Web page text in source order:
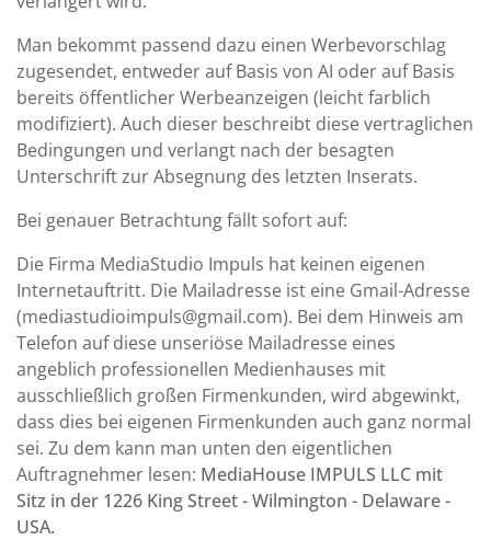
Man bekommt passend dazu einen Werbevorschlag
zugesendet, entweder auf Basis von AI oder auf Basis
bereits öffentlicher Werbeanzeigen (leicht farblich
modifiziert). Auch dieser beschreibt diese vertraglichen
Bedingungen und verlangt nach der besagten
Unterschrift zur Absegnung des letzten Inserats.
Bei genauer Betrachtung fällt sofort auf:
Die Firma MediaStudio Impuls hat keinen eigenen
Internetauftritt. Die Mailadresse ist eine Gmail-Adresse
(mediastudioimpuls@gmail.com). Bei dem Hinweis am
Telefon auf diese unseriöse Mailadresse eines
angeblich professionellen Medienhauses mit
ausschließlich großen Firmenkunden, wird abgewinkt,
dass dies bei eigenen Firmenkunden auch ganz normal
sei. Zu dem kann man unten den eigentlichen
Auftragnehmer lesen: MediaHouse IMPULS LLC mit
Sitz in der 1226 King Street - Wilmington - Delaware -
USA.